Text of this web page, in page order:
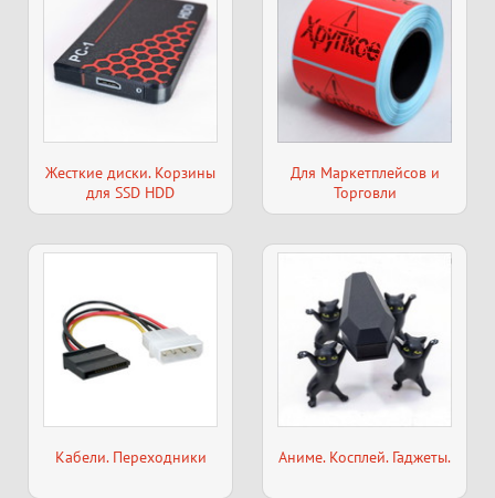
Жесткие диски. Корзины
для SSD HDD
Для Маркетплейсов и
Торговли
Кабели. Переходники Аниме. Косплей. Гаджеты.